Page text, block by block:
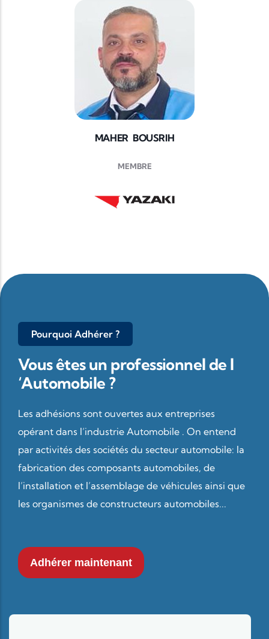
MAHER BOUSRIH
MEMBRE
Pourquoi Adhérer ?
Vous êtes un professionnel de l
‘Automobile ?
Les adhésions sont ouvertes aux entreprises
opérant dans l’industrie Automobile . On entend
par activités des sociétés du secteur automobile: la
fabrication des composants automobiles, de
l’installation et l’assemblage de véhicules ainsi que
les organismes de constructeurs automobiles...
Adhérer maintenant